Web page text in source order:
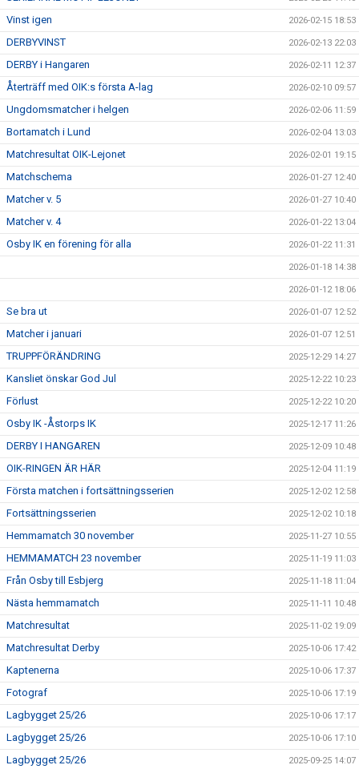
Vinst igen 2026-02-15 18:53
DERBYVINST 2026-02-13 22:03
DERBY i Hangaren 2026-02-11 12:37
Återträff med OIK:s första A-lag 2026-02-10 09:57
Ungdomsmatcher i helgen 2026-02-06 11:59
Bortamatch i Lund 2026-02-04 13:03
Matchresultat OIK-Lejonet 2026-02-01 19:15
Matchschema 2026-01-27 12:40
Matcher v. 5 2026-01-27 10:40
Matcher v. 4 2026-01-22 13:04
Osby IK en förening för alla 2026-01-22 11:31
2026-01-18 14:38
2026-01-12 18:06
Se bra ut 2026-01-07 12:52
Matcher i januari 2026-01-07 12:51
TRUPPFÖRÄNDRING 2025-12-29 14:27
Kansliet önskar God Jul 2025-12-22 10:23
Förlust 2025-12-22 10:20
Osby IK -Åstorps IK 2025-12-17 11:26
DERBY I HANGAREN 2025-12-09 10:48
OIK-RINGEN ÄR HÄR 2025-12-04 11:19
Första matchen i fortsättningsserien 2025-12-02 12:58
Fortsättningsserien 2025-12-02 10:18
Hemmamatch 30 november 2025-11-27 10:55
HEMMAMATCH 23 november 2025-11-19 11:03
Från Osby till Esbjerg 2025-11-18 11:04
Nästa hemmamatch 2025-11-11 10:48
Matchresultat 2025-11-02 19:09
Matchresultat Derby 2025-10-06 17:42
Kaptenerna 2025-10-06 17:37
Fotograf 2025-10-06 17:19
Lagbygget 25/26 2025-10-06 17:17
Lagbygget 25/26 2025-10-06 17:10
Lagbygget 25/26 2025-09-25 14:07